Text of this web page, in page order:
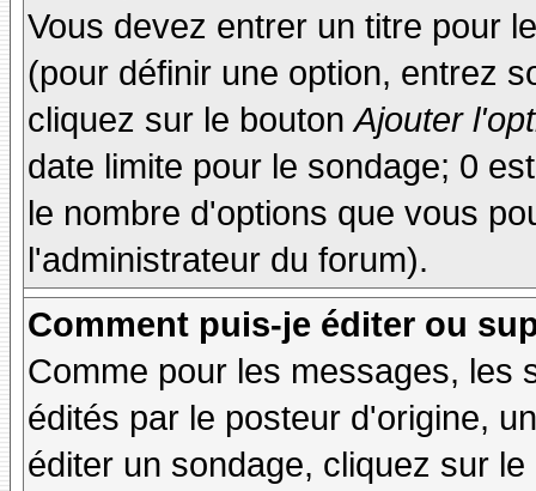
Vous devez entrer un titre pour
(pour définir une option, entrez
cliquez sur le boutonAjouter
date limite pour le sondage; 0
le nombre d'options que vous
l'administrateur du forum).
Comment puis-je éditer ou
Comme pour les messages, les
édités par le posteur d'origine,
éditer un sondage, cliquez sur